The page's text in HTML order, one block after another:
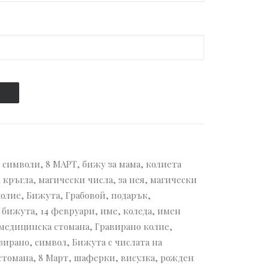
, 8 МАРТ, бижу за мама, колиета
кръгла, магически числа, за нея, магически
, Бижута, Грабовой, подарък,
бижута, 14 февруари, име, коледа, имен
стомана, Гравирано колие,
, символ, Бижута с числата на
, 8 Март, шаферки, висулка, рожден